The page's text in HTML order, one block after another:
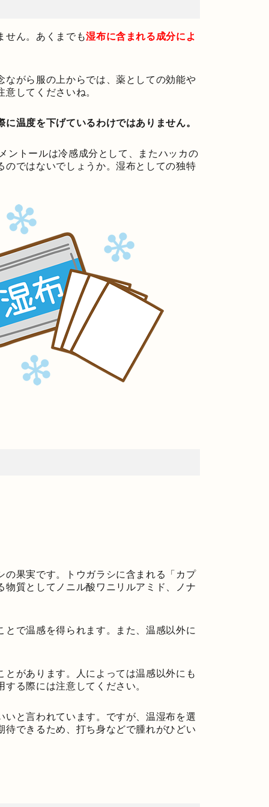
せん。あくまでも湿布に含まれる成分によ
がら服の上からでは、薬としての効能や
してくださいね。
温度を下げているわけではありません。
ントールは冷感成分として、またハッカの
ではないでしょうか。湿布としての独特
果実です。トウガラシに含まれる「カプ
質としてノニル酸ワニリルアミド、ノナ
で温感を得られます。また、温感以外に
があります。人によっては温感以外にも
る際には注意してください。
と言われています。ですが、温湿布を選
できるため、打ち身などで腫れがひどい